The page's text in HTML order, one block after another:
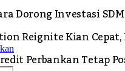
Dorong Investasi
Reignite Kian
Perbankan Tetap